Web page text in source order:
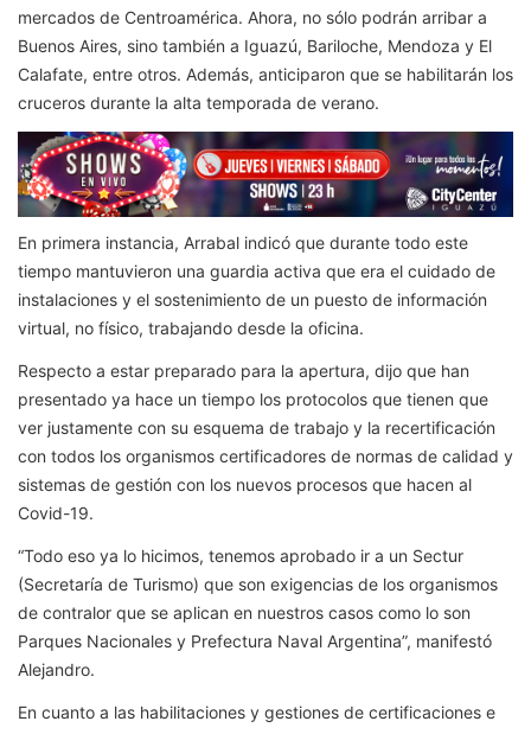
mercados de Centroamérica. Ahora, no sólo podrán arribar a
Buenos Aires, sino también a Iguazú, Bariloche, Mendoza y El
Calafate, entre otros. Además, anticiparon que se habilitarán los
cruceros durante la alta temporada de verano.
En primera instancia, Arrabal indicó que durante todo este
tiempo mantuvieron una guardia activa que era el cuidado de
instalaciones y el sostenimiento de un puesto de información
virtual, no físico, trabajando desde la oficina.
Respecto a estar preparado para la apertura, dijo que han
presentado ya hace un tiempo los protocolos que tienen que
ver justamente con su esquema de trabajo y la recertificación
con todos los organismos certificadores de normas de calidad y
sistemas de gestión con los nuevos procesos que hacen al
Covid-19.
“Todo eso ya lo hicimos, tenemos aprobado ir a un Sectur
(Secretaría de Turismo) que son exigencias de los organismos
de contralor que se aplican en nuestros casos como lo son
Parques Nacionales y Prefectura Naval Argentina”, manifestó
Alejandro.
En cuanto a las habilitaciones y gestiones de certificaciones e